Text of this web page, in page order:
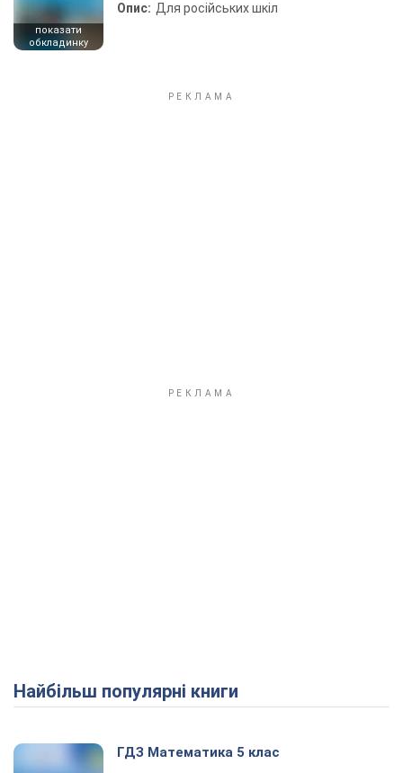
показати
обкладинку
Опис: Для російських шкіл
Найбільш популярні книги
ГДЗ Математика 5 клас